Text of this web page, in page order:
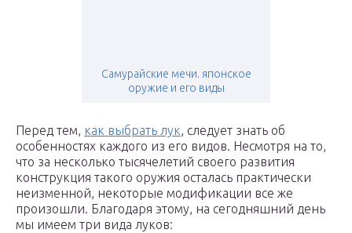
Самурайские мечи. японское
оружие и его виды
Перед тем, как выбрать лук, следует знать об
особенностях каждого из его видов. Несмотря на то,
что за несколько тысячелетий своего развития
конструкция такого оружия осталась практически
неизменной, некоторые модификации все же
произошли. Благодаря этому, на сегодняшний день
мы имеем три вида луков: